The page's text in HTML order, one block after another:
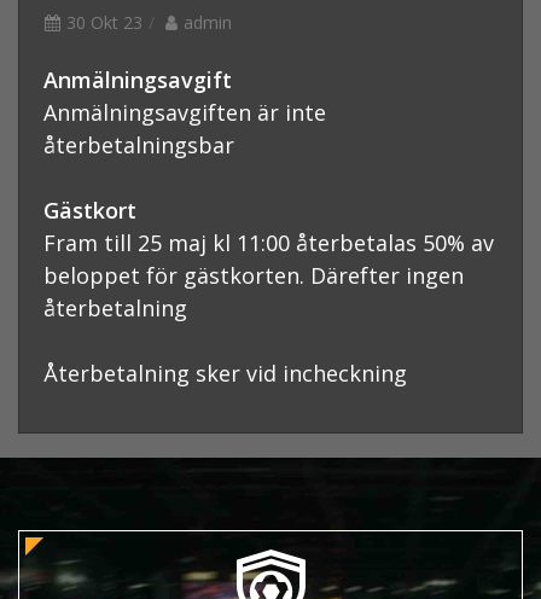
30 Okt 23 admin
Anmälningsavgift
Anmälningsavgiften är inte
återbetalningsbar
Gästkort
Fram till 25 maj kl 11:00 återbetalas 50% av
beloppet för gästkorten. Därefter ingen
återbetalning
Återbetalning sker vid incheckning